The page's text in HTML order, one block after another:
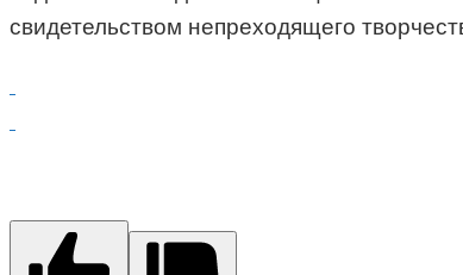
свидетельством непреходящего